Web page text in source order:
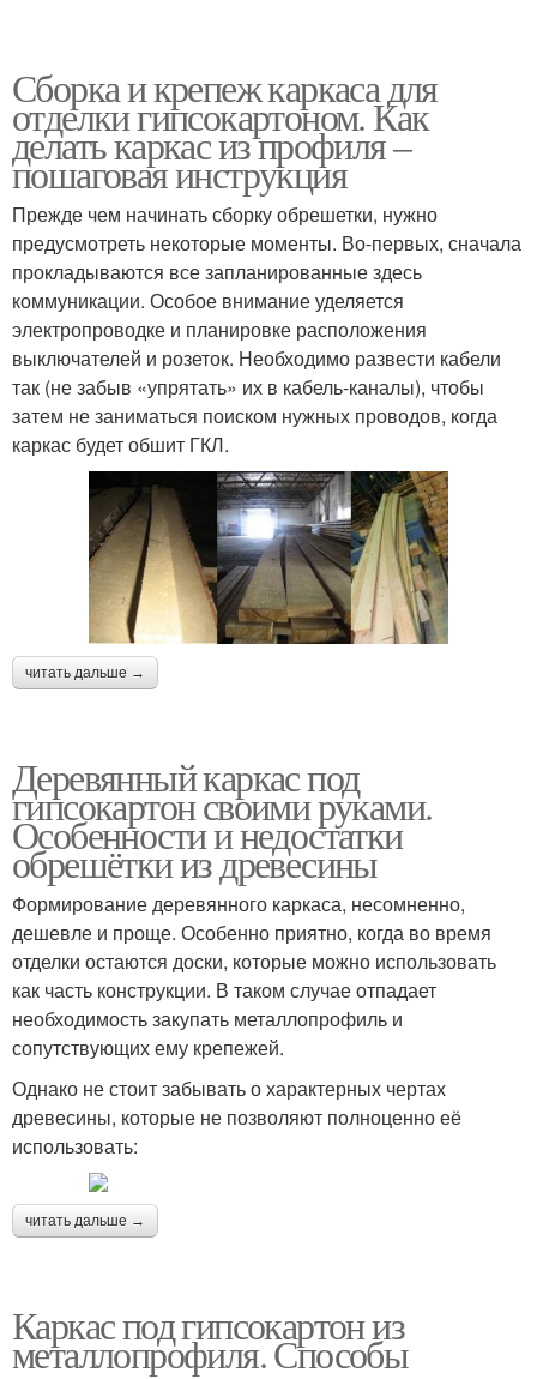
Сборка и крепеж каркаса для
отделки гипсокартоном. Как
делать каркас из профиля –
пошаговая инструкция
Прежде чем начинать сборку обрешетки, нужно
предусмотреть некоторые моменты. Во-первых, сначала
прокладываются все запланированные здесь
коммуникации. Особое внимание уделяется
электропроводке и планировке расположения
выключателей и розеток. Необходимо развести кабели
так (не забыв «упрятать» их в кабель-каналы), чтобы
затем не заниматься поиском нужных проводов, когда
каркас будет обшит ГКЛ.
читать дальше →
Деревянный каркас под
гипсокартон своими руками.
Особенности и недостатки
обрешётки из древесины
Формирование деревянного каркаса, несомненно,
дешевле и проще. Особенно приятно, когда во время
отделки остаются доски, которые можно использовать
как часть конструкции. В таком случае отпадает
необходимость закупать металлопрофиль и
сопутствующих ему крепежей.
Однако не стоит забывать о характерных чертах
древесины, которые не позволяют полноценно её
использовать:
читать дальше →
Каркас под гипсокартон из
металлопрофиля. Способы